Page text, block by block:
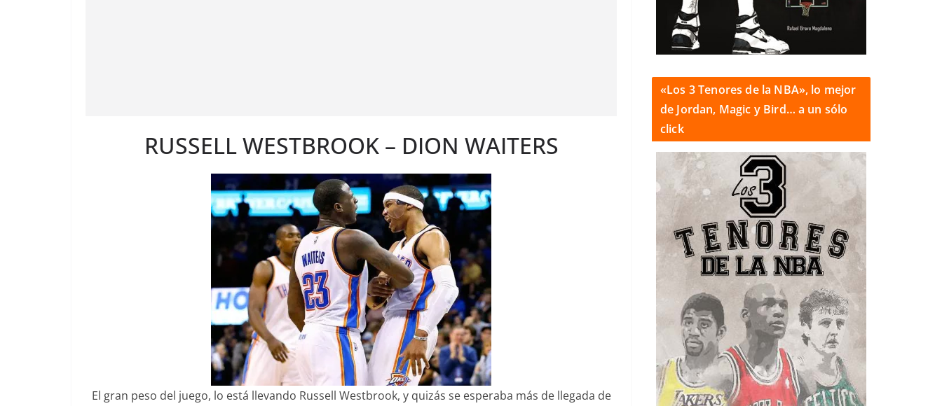
RUSSELL WESTBROOK – DION WAITERS
El gran peso del juego, lo está llevando Russell Westbrook, y quizás se esperaba más de llegada de
«Los 3 Tenores de la NBA», lo mejor
de Jordan, Magic y Bird… a un sólo
click